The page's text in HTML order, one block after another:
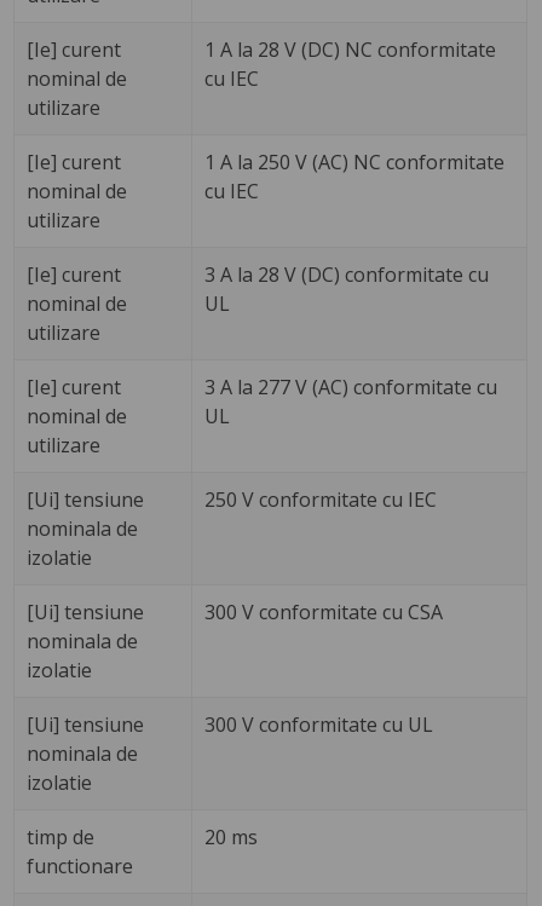
[Ie] curent
nominal de
utilizare
1 A la 28 V (DC) NC conformitate
cu IEC
[Ie] curent
nominal de
utilizare
1 A la 250 V (AC) NC conformitate
cu IEC
[Ie] curent
nominal de
utilizare
3 A la 28 V (DC) conformitate cu
UL
[Ie] curent
nominal de
utilizare
3 A la 277 V (AC) conformitate cu
UL
[Ui] tensiune
nominala de
izolatie
250 V conformitate cu IEC
[Ui] tensiune
nominala de
izolatie
300 V conformitate cu CSA
[Ui] tensiune
nominala de
izolatie
300 V conformitate cu UL
timp de
functionare
20 ms